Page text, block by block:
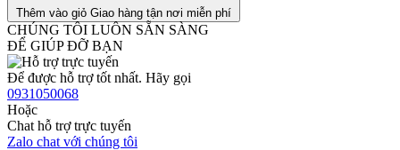
Thêm vào giỏ Giao hàng tận nơi miễn phí
CHÚNG TÔI LUÔN SẴN SÀNG
ĐỂ GIÚP ĐỠ BẠN
Để được hỗ trợ tốt nhất. Hãy gọi
0931050068
Hoặc
Chat hỗ trợ trực tuyến
Zalo chat với chúng tôi